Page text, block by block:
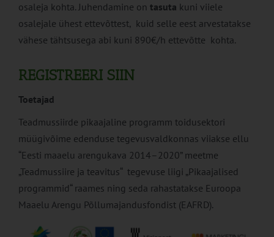
osaleja kohta. Juhendamine on tasuta kuni viiele
osalejale ühest ettevõttest, kuid selle eest arvestatakse
vähese tähtsusega abi kuni 890€/h ettevõtte kohta.
REGISTREERI SIIN
Toetajad
Teadmussiirde pikaajaline programm toidusektori
müügivõime edenduse tegevusvaldkonnas viiakse ellu
“Eesti maaelu arengukava 2014–2020” meetme
„Teadmussiire ja teavitus“ tegevuse liigi „Pikaajalised
programmid“ raames ning seda rahastatakse Euroopa
Maaelu Arengu Põllumajandusfondist (EAFRD).